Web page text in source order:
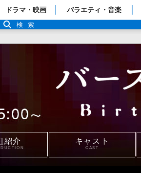
テレビ」トップページ
ドラマ・映画 バラエティ・音楽
検索
紹介 キャスト
CAST